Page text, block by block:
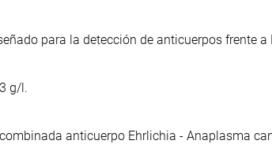
para la detección de anticuerpos frente
g/l.
anticuerpo Ehrlichia - Anaplasma